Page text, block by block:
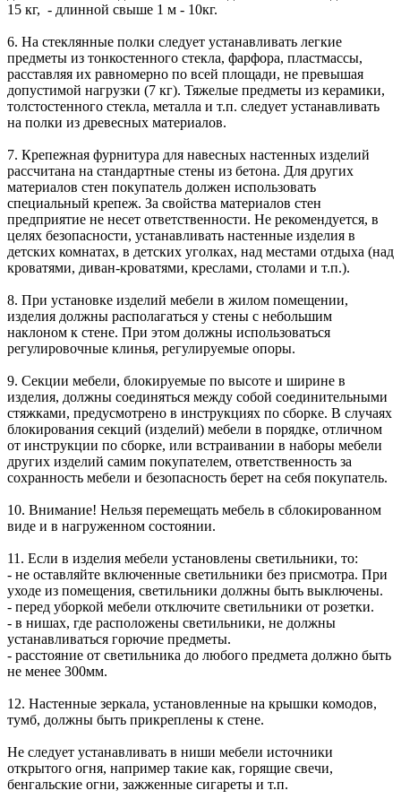
15 кг, - длинной свыше 1 м - 10кг.
6. На стеклянные полки следует устанавливать легкие
предметы из тонкостенного стекла, фарфора, пластмассы,
расставляя их равномерно по всей площади, не превышая
допустимой нагрузки (7 кг). Тяжелые предметы из керамики,
толстостенного стекла, металла и т.п. следует устанавливать
на полки из древесных материалов.
7. Крепежная фурнитура для навесных настенных изделий
рассчитана на стандартные стены из бетона. Для других
материалов стен покупатель должен использовать
специальный крепеж. За свойства материалов стен
предприятие не несет ответственности. Не рекомендуется, в
целях безопасности, устанавливать настенные изделия в
детских комнатах, в детских уголках, над местами отдыха (над
кроватями, диван-кроватями, креслами, столами и т.п.).
8. При установке изделий мебели в жилом помещении,
изделия должны располагаться у стены с небольшим
наклоном к стене. При этом должны использоваться
регулировочные клинья, регулируемые опоры.
9. Секции мебели, блокируемые по высоте и ширине в
изделия, должны соединяться между собой соединительными
стяжками, предусмотрено в инструкциях по сборке. В случаях
блокирования секций (изделий) мебели в порядке, отличном
от инструкции по сборке, или встраивании в наборы мебели
других изделий самим покупателем, ответственность за
сохранность мебели и безопасность берет на себя покупатель.
10. Внимание! Нельзя перемещать мебель в сблокированном
виде и в нагруженном состоянии.
11. Если в изделия мебели установлены светильники, то:
- не оставляйте включенные светильники без присмотра. При
уходе из помещения, светильники должны быть выключены.
- перед уборкой мебели отключите светильники от розетки.
- в нишах, где расположены светильники, не должны
устанавливаться горючие предметы.
- расстояние от светильника до любого предмета должно быть
не менее 300мм.
12. Настенные зеркала, установленные на крышки комодов,
тумб, должны быть прикреплены к стене.
Не следует устанавливать в ниши мебели источники
открытого огня, например такие как, горящие свечи,
бенгальские огни, зажженные сигареты и т.п.